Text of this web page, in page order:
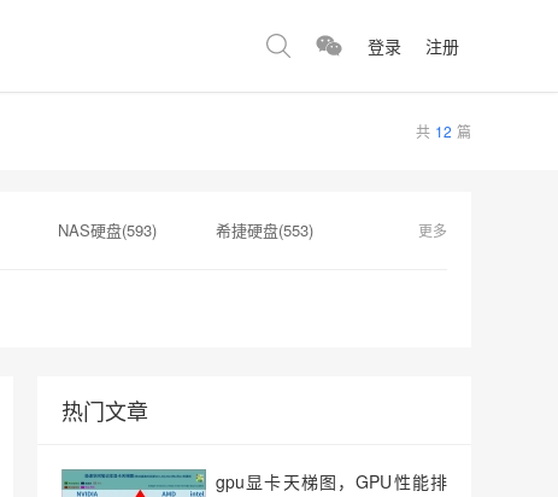
登录 注册
共 12 篇
NAS硬盘(593) 希捷硬盘(553) 更多
热门文章
gpu显卡天梯图，GPU性能排